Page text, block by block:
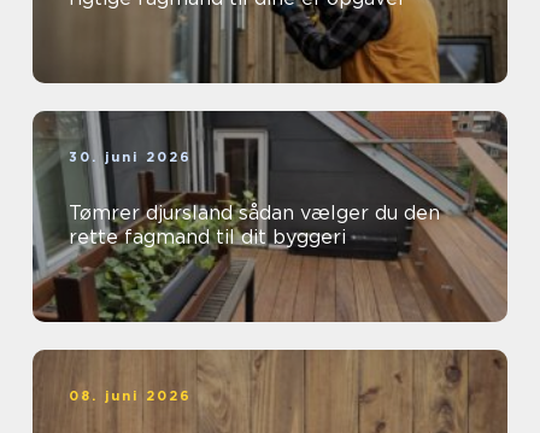
30. juni 2026
Tømrer djursland sådan vælger du den
rette fagmand til dit byggeri
08. juni 2026